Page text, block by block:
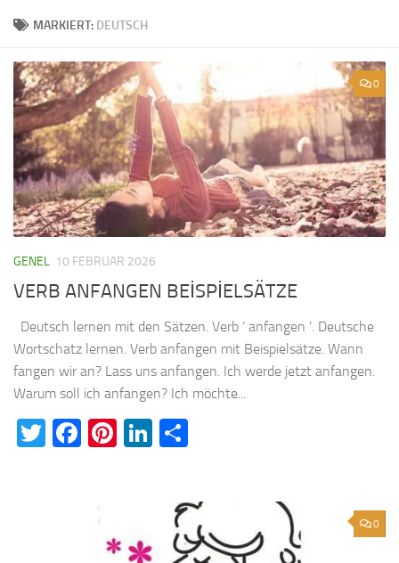
MARKIERT: DEUTSCH
0
GENEL 10 FEBRUAR 2026
VERB ANFANGEN BEİSPİELSÄTZE
Deutsch lernen mit den Sätzen. Verb ‘ anfangen ’. Deutsche
Wortschatz lernen. Verb anfangen mit Beispielsätze. Wann
fangen wir an? Lass uns anfangen. Ich werde jetzt anfangen.
Warum soll ich anfangen? Ich möchte...
Twitter
Facebook
Pinterest
LinkedIn
0